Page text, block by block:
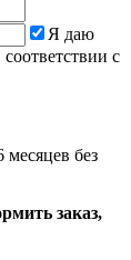
Я даю
соответствии с
без
заказ,